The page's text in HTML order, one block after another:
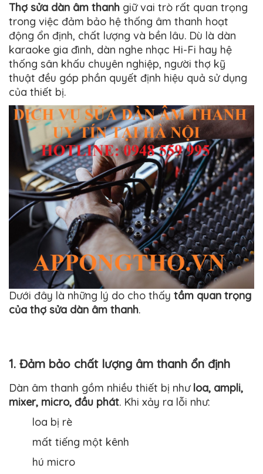
Thợ sửa dàn âm thanh giữ vai trò rất quan trọng
trong việc đảm bảo hệ thống âm thanh hoạt
động ổn định, chất lượng và bền lâu. Dù là dàn
karaoke gia đình, dàn nghe nhạc Hi-Fi hay hệ
thống sân khấu chuyên nghiệp, người thợ kỹ
thuật đều góp phần quyết định hiệu quả sử dụng
của thiết bị.
Dưới đây là những lý do cho thấy tầm quan trọng
của thợ sửa dàn âm thanh.
1. Đảm bảo chất lượng âm thanh ổn định
Dàn âm thanh gồm nhiều thiết bị như loa, ampli,
mixer, micro, đầu phát. Khi xảy ra lỗi như:
loa bị rè
mất tiếng một kênh
hú micro